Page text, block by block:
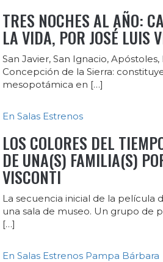
TRES NOCHES AL AÑO:
LA VIDA, POR JOSÉ LUIS
San Javier, San Ignacio,
Concepción de la Sierra:
mesopotámica en […]
En Salas Estrenos
LOS COLORES DEL
DE UNA(S) FAMILIA(S)
VISCONTI
La secuencia inicial de la película
una sala de museo. Un grupo de
[…]
En Salas Estrenos Pampa Bárbara